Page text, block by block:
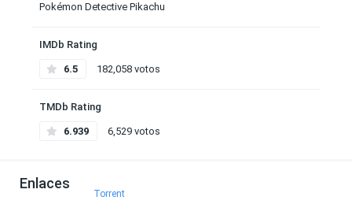
Pokémon Detective Pikachu
IMDb Rating
6.5 182,058 votos
TMDb Rating
6.939 6,529 votos
Enlaces
Torrent